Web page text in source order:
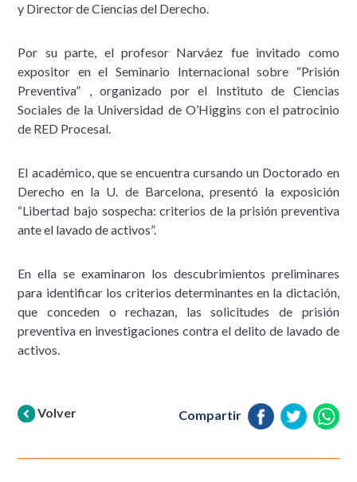
y Director de Ciencias del Derecho.
Por su parte, el profesor Narváez fue invitado como
expositor en el Seminario Internacional sobre “Prisión
Preventiva” , organizado por el Instituto de Ciencias
Sociales de la Universidad de O’Higgins con el patrocinio
de RED Procesal.
El académico, que se encuentra cursando un Doctorado en
Derecho en la U. de Barcelona, presentó la exposición
“Libertad bajo sospecha: criterios de la prisión preventiva
ante el lavado de activos”.
En ella se examinaron los descubrimientos preliminares
para identificar los criterios determinantes en la dictación,
que conceden o rechazan, las solicitudes de prisión
preventiva en investigaciones contra el delito de lavado de
activos.
Volver Compartir